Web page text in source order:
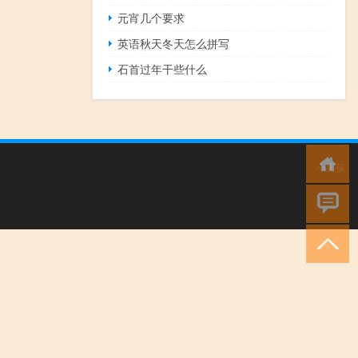
元宵几个要求
英语秋天冬天怎么拼写
石首过年干些什么
小男孩